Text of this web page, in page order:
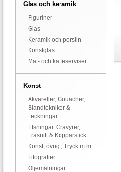
Glas och keramik
Figuriner
Glas
Keramik och porslin
Konstglas
Mat- och kaffeserviser
Konst
Akvareller, Gouacher,
Blandtekniker &
Teckningar
Etsningar, Gravyrer,
Träsnitt & Kopparstick
Konst, övrigt, Tryck m.m.
Litografier
Oljemålningar